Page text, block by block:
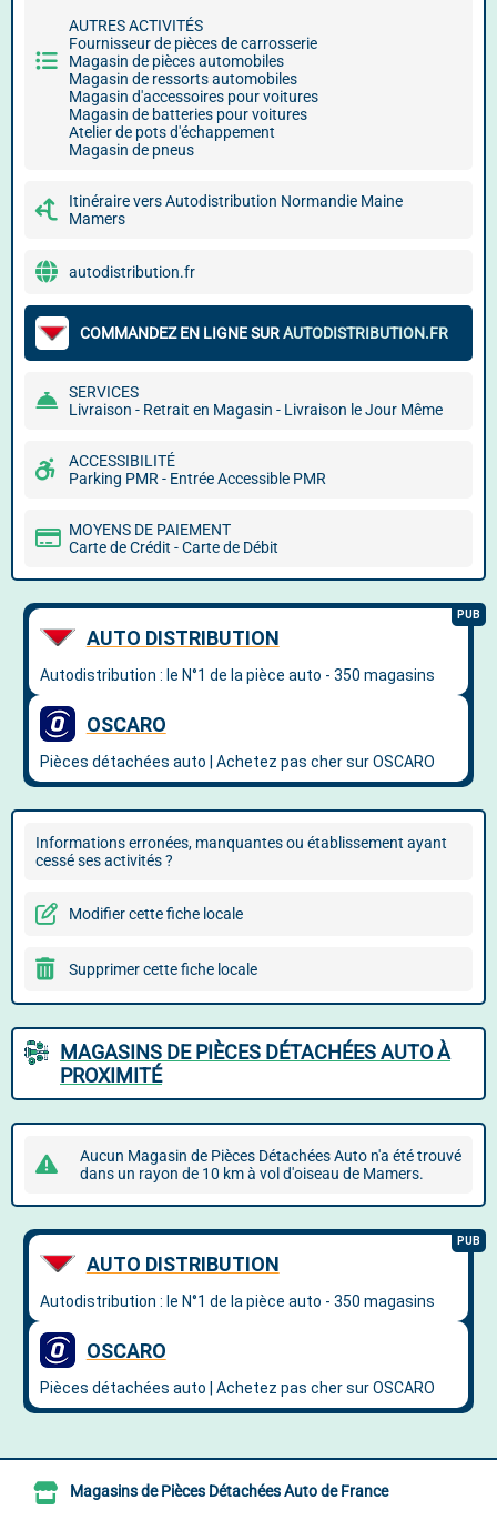
AUTRES ACTIVITÉS
Fournisseur de pièces de carrosserie
Magasin de pièces automobiles
Magasin de ressorts automobiles
Magasin d'accessoires pour voitures
Magasin de batteries pour voitures
Atelier de pots d'échappement
Magasin de pneus
Itinéraire vers Autodistribution Normandie Maine
Mamers
autodistribution.fr
COMMANDEZ EN LIGNE SURAUTODISTRIBUTION.FR
SERVICES
Livraison - Retrait en Magasin - Livraison le Jour Même
ACCESSIBILITÉ
Parking PMR - Entrée Accessible PMR
MOYENS DE PAIEMENT
Carte de Crédit - Carte de Débit
Informations erronées, manquantes ou établissement ayant
cessé ses activités ?
Modifier cette fiche locale
Supprimer cette fiche locale
MAGASINS DE PIÈCES DÉTACHÉES AUTO À
PROXIMITÉ
Aucun Magasin de Pièces Détachées Auto n'a été trouvé
dans un rayon de 10 km à vol d'oiseau de Mamers.
Magasins de Pièces Détachées Auto de France